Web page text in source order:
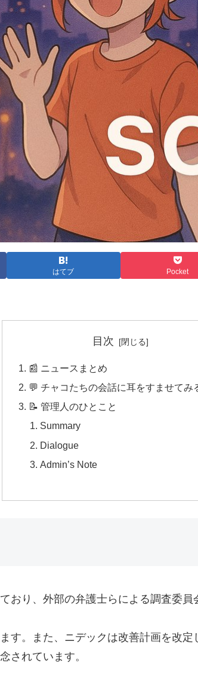
はてブ Pocket
目次
📰 ニュースまとめ
💬 チャコたちの会話に耳をすませて
📝 管理人のひとこと
Summary
Dialogue
Admin’s Note
おり、外部の弁護士らによる調査委員
す。また、ニデックは改善計画を改
されています。